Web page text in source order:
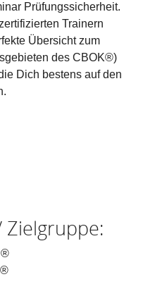
Prüfungssicherheit.
Trainern
Übersicht zum
des CBOK®)
Dich bestens auf den
Zielgruppe: